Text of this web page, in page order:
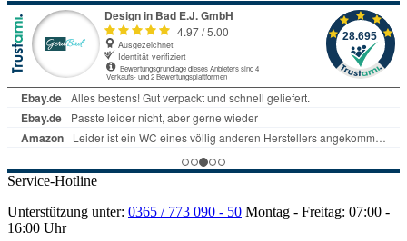
Service-Hotline
Unterstützung unter: 0365 / 773 090 - 50 Montag - Freitag: 07:00 -
16:00 Uhr